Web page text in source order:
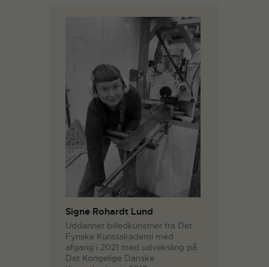
Signe Rohardt Lund
Uddannet billedkunstner fra Det
Fynske Kunstakademi med
afgang i 2021 med udveksling på
Det Kongelige Danske